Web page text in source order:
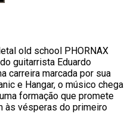
old school PHORNAX
guitarrista Eduardo
carreira marcada por sua
e Hangar, o músico chega
formação que promete
às vésperas do primeiro